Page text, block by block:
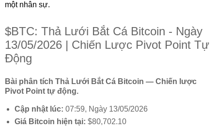
một nhân sự.
$BTC: Thả Lưới Bắt Cá Bitcoin - Ngày
13/05/2026 | Chiến Lược Pivot Point Tự
Động
Bài phân tích Thả Lưới Bắt Cá Bitcoin — Chiến lược
Pivot Point tự động.
Cập nhật lúc: 07:59, Ngày 13/05/2026
Giá Bitcoin hiện tại: $80,702.10